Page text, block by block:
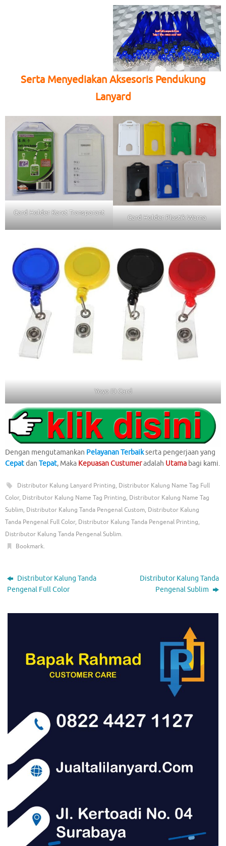
Serta Menyediakan Aksesoris Pendukung
Lanyard
Card Holder Karet Transparant
Card Holder Plastik Warna
Yoyo ID Card
Dengan mengutamankan Pelayanan Terbaikserta pengerjaan yang
Cepatdan Tepat, Maka Kepuasan Custumeradalah Utama bagi kami.
Distributor Kalung Lanyard Printing, Distributor Kalung Name Tag Full
Color, Distributor Kalung Name Tag Printing, Distributor Kalung Name Tag
Sublim, Distributor Kalung Tanda Pengenal Custom, Distributor Kalung
Tanda Pengenal Full Color, Distributor Kalung Tanda Pengenal Printing,
Distributor Kalung Tanda Pengenal Sublim.
Bookmark.
Distributor Kalung Tanda
Pengenal Full Color
Distributor Kalung Tanda
Pengenal Sublim